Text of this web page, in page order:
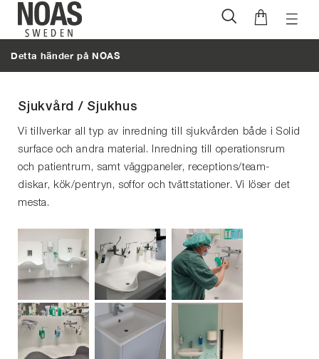
Hoppa
innehåll
Detta händer på NOAS
Sjukvård / Sjukhus
Vi tillverkar all typ av inredning till sjukvården både i Solid
surface och andra material. Inredning till operationsrum
och patientrum, samt väggpaneler, receptions/team-
diskar, kök/pentryn, soffor och tvättstationer. Vi löser det
mesta.